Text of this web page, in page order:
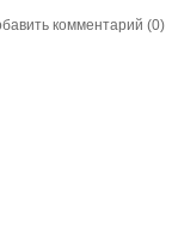
комментарий (0)